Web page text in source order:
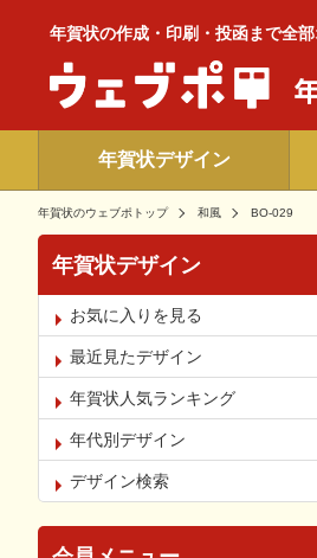
年賀状の作成・印刷・投函まで全
年賀状デザイン
年賀状のウェブポトップ 和風 BO-029
年賀状デザイン
お気に入りを見る
最近見たデザイン
年賀状人気ランキング
年代別デザイン
デザイン検索